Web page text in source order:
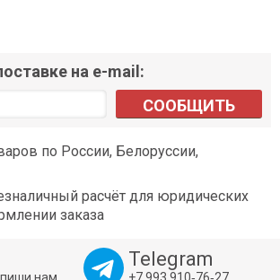
на e-mail:
СООБЩИТЬ
по России, Белоруссии,
расчёт для юридических
заказа
Telegram